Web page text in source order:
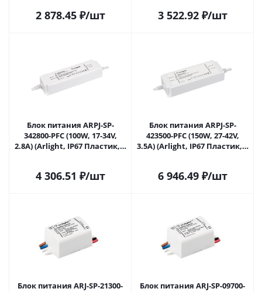
2 878.45₽/шт 3 522.92₽/шт
Блок питания ARPJ-SP-
342800-PFC (100W, 17-34V,
2.8A) (Arlight, IP67 Пластик, 5
4 306.51 ₽/шт
Блок питания ARPJ-SP-
423500-PFC (150W, 27-42V,
3.5A) (Arlight, IP67 Пластик, 5
6 946.49₽/шт
Блок питания ARJ-SP-21300-
Блок питания ARJ-SP-09700-